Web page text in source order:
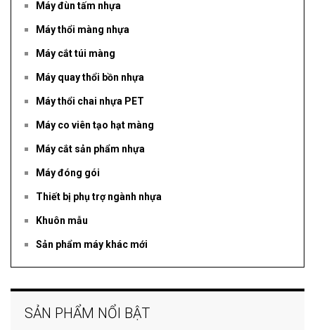
Máy đùn tấm nhựa
Máy thổi màng nhựa
Máy cắt túi màng
Máy quay thổi bồn nhựa
Máy thổi chai nhựa PET
Máy co viên tạo hạt màng
Máy cắt sản phẩm nhựa
Máy đóng gói
Thiết bị phụ trợ ngành nhựa
Khuôn mẫu
Sản phẩm máy khác mới
SẢN PHẨM NỔI BẬT